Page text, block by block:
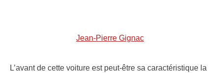
Jean-Pierre Gignac
L’avant de cette voiture est peut-être sa caractéristique la